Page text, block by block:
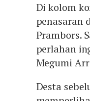
Di kolom
penasaran
Prambors.
perlahan
Megumi
Desta